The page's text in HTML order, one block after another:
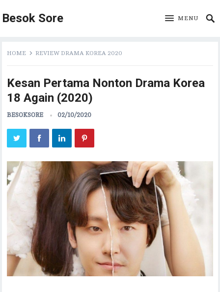
Besok Sore MENU
HOME REVIEW DRAMA KOREA 2020
Kesan Pertama Nonton Drama Korea
18 Again (2020)
BESOKSORE 02/10/2020